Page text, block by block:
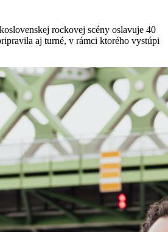
rockovej scény oslavuje 40
aj turné, v rámci ktorého vystúpi